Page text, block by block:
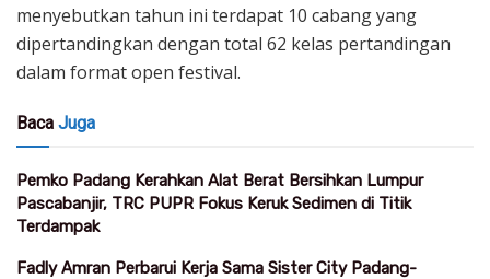
menyebutkan tahun ini terdapat 10 cabang yang
dipertandingkan dengan total 62 kelas pertandingan
dalam format open festival.
Baca Juga
Pemko Padang Kerahkan Alat Berat Bersihkan Lumpur
Pascabanjir, TRC PUPR Fokus Keruk Sedimen di Titik
Terdampak
Fadly Amran Perbarui Kerja Sama Sister City Padang-